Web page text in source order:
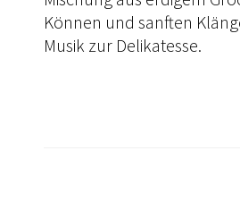
Können und sanften
Musik zur Delikatesse.